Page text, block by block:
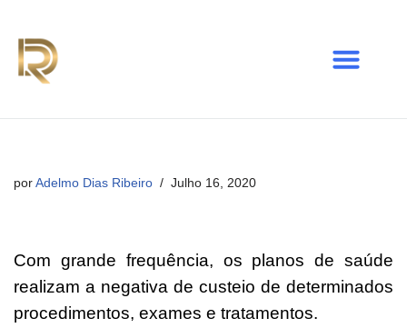
Avançar
para
por Adelmo Dias Ribeiro Julho 16, 2020
Com grande frequência, os planos de saúde
realizam a negativa de custeio de determinados
procedimentos, exames e tratamentos.